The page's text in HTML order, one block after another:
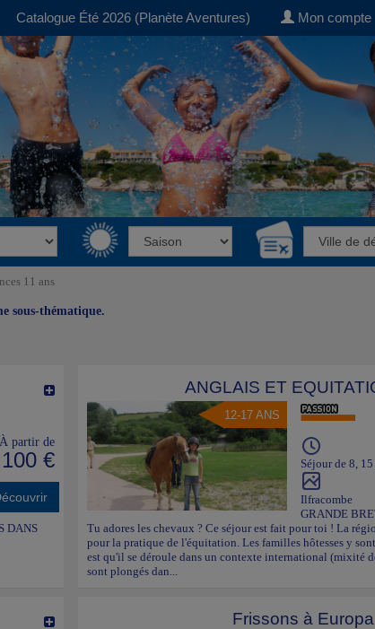
Catalogue Été 2026 (Planète Aventures) Mon compte
11 ans
sous-thématique.
À partir de
€
DANS
ANGLAIS ET
12-17 ANS
Séjour de 8,
Ilfracombe
GRANDE
Tu adores les chevaux ? Ce séjour est fait pour toi ! La
pour la pratique de l'équitation. Les familles hôtesses y
est qu'il se déroule dans un contexte international (mixité
sont plongés dan...
Frissons à